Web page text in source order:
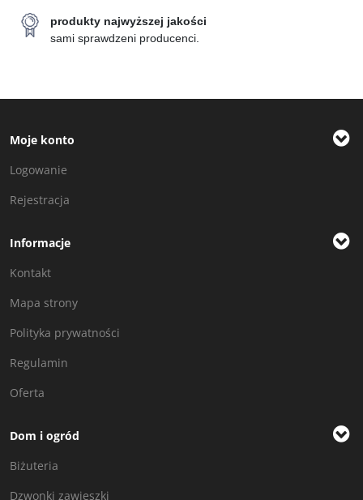
produkty najwyższej jakości
sami sprawdzeni producenci.
Moje konto
Logowanie
Rejestracja
Informacje
Kontakt
Mapa strony
Polityka prywatności
Regulamin
Oferta
Dom i ogród
Biżuteria
Dzwonki zawieszki